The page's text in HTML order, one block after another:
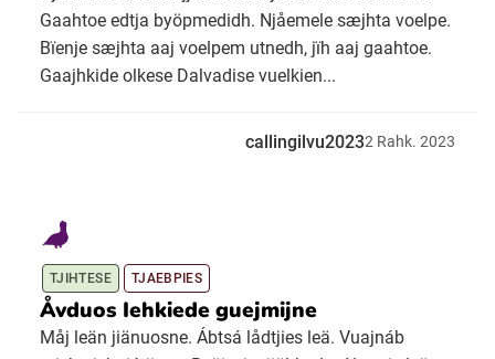
Gaahtoe edtja byöpmedidh. Njåemele sæjhta voelpe.
Bïenje sæjhta aaj voelpem utnedh, jïh aaj gaahtoe.
Gaajhkide olkese Dalvadise vuelkien...
callingilvu20232 Rahk. 2023
TJIHTESE TJAEBPIES
Åvduos Iehkiede guejmijne
Måj leän jiänuosne. Ábtsá lådtjies leä. Vuajnáb